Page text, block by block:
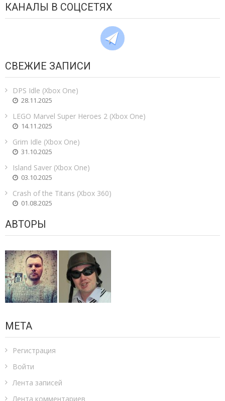
КАНАЛЫ В СОЦСЕТЯХ
СВЕЖИЕ ЗАПИСИ
DPS Idle (Xbox One)
28.11.2025
LEGO Marvel Super Heroes 2 (Xbox One)
14.11.2025
Grim Idle (Xbox One)
31.10.2025
Island Saver (Xbox One)
03.10.2025
Crash of the Titans (Xbox 360)
01.08.2025
АВТОРЫ
МЕТА
Регистрация
Войти
Лента записей
Лента комментариев